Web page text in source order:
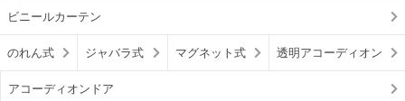
ビニールカーテン
のれん式 ジャバラ式 マグネット式 透明アコーディオン
アコーディオンドア